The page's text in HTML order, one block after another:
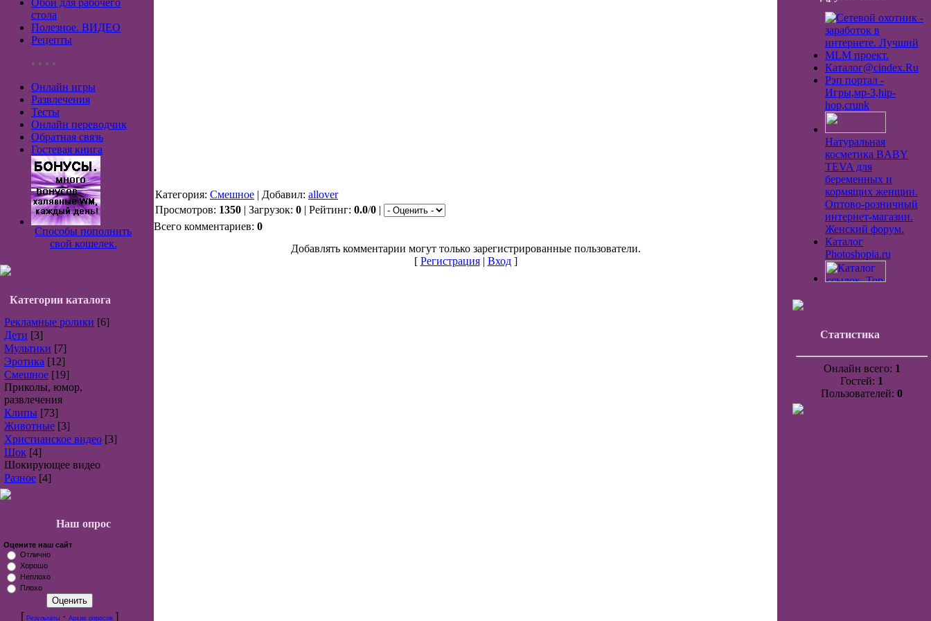
Обои для рабочего
стола
Полезное. ВИДЕО
Рецепты
• • • •
Онлайн игры
Развлечения
Тесты
Онлайн переводчик
Обратная связь
Гостевая книга
Способы пополнить
свой кошелек.
Категории каталога
Рекламные ролики [6]
Дети [3]
Мультики [7]
Эротика [12]
Смешное [19]
Приколы, юмор,
развлечения
Клипы [73]
Животные [3]
Христианское видео [3]
Шок [4]
Шокирующее видео
Разное [4]
Наш опрос
Оцените наш сайт
Отлично
Хорошо
Неплохо
Плохо
[ Результаты· Архив опросов]
Категория: Смешное | Добавил: allover
Просмотров: 1350 | Загрузок: 0 | Рейтинг: 0.0/0 |
Всего комментариев: 0
Добавлять комментарии могут только зарегистрированные пользователи.
[ Регистрация| Вход]
Каталог@cindex.Ru
Рэп портал -
Игры,мp-3,hip-
hop,crunk
Натуральная
косметика BABY
TEVA для
беременных и
кормящих женщин.
Оптово-розничный
интернет-магазин.
Женский форум.
Каталог
Photoshopia.ru
Статистика
Онлайн всего: 1
Гостей: 1
Пользователей: 0